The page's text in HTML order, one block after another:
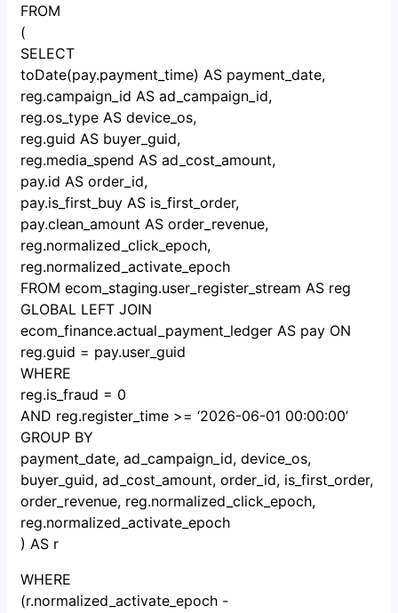
FROM
(
SELECT
toDate(pay.payment_time) AS payment_date,
reg.campaign_id AS ad_campaign_id,
reg.os_type AS device_os,
reg.guid AS buyer_guid,
reg.media_spend AS ad_cost_amount,
pay.id AS order_id,
pay.is_first_buy AS is_first_order,
pay.clean_amount AS order_revenue,
reg.normalized_click_epoch,
reg.normalized_activate_epoch
FROM ecom_staging.user_register_stream AS reg
GLOBAL LEFT JOIN
ecom_finance.actual_payment_ledger AS pay ON
reg.guid = pay.user_guid
WHERE
reg.is_fraud = 0
AND reg.register_time >= ‘2026-06-01 00:00:00’
GROUP BY
payment_date, ad_campaign_id, device_os,
buyer_guid, ad_cost_amount, order_id, is_first_order,
order_revenue, reg.normalized_click_epoch,
reg.normalized_activate_epoch
) AS r
WHERE
(r.normalized_activate_epoch -